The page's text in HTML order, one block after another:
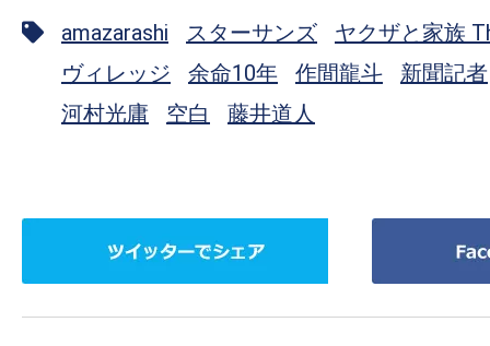
amazarashi スターサンズ
ヤクザと家族
ヴィレッジ
余命10年 作間龍斗
新聞記者
河村光庸
空白 藤井道人